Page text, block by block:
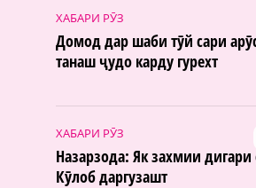
ХАБАРИ РӮЗ
Домод дар шаби тӯй сари
танаш ҷудо карду гурехт
ХАБАРИ РӮЗ
Назарзода: Як захмии дигари
Кӯлоб даргузашт